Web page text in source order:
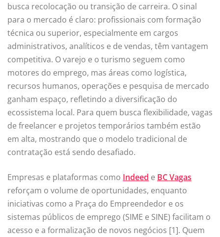
busca recolocação ou transição de carreira. O sinal
para o mercado é claro: profissionais com formação
técnica ou superior, especialmente em cargos
administrativos, analíticos e de vendas, têm vantagem
competitiva. O varejo e o turismo seguem como
motores do emprego, mas áreas como logística,
recursos humanos, operações e pesquisa de mercado
ganham espaço, refletindo a diversificação do
ecossistema local. Para quem busca flexibilidade, vagas
de freelancer e projetos temporários também estão
em alta, mostrando que o modelo tradicional de
contratação está sendo desafiado.
Empresas e plataformas como Indeed e BC Vagas
reforçam o volume de oportunidades, enquanto
iniciativas como a Praça do Empreendedor e os
sistemas públicos de emprego (SIME e SINE) facilitam o
acesso e a formalização de novos negócios [1]. Quem